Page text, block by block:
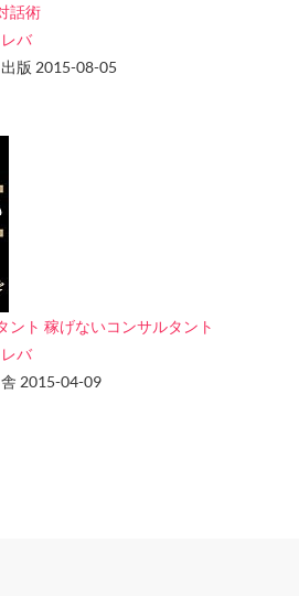
話術
バ
版 2015-08-05
ント 稼げないコンサルタント
バ
2015-04-09